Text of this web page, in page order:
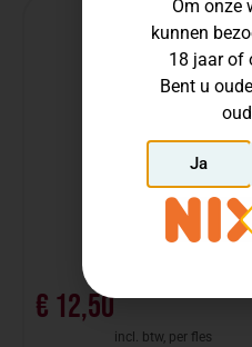
€ 12,50
incl. btw, per fles
Om onze
kunnen
18 jaar of
Bent u
Ja